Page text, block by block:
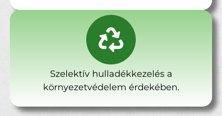
Szelektív hulladékkezelés a
környezetvédelem érdekében.